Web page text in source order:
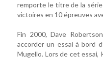
remporte le titre de la
victoires en 10 épreuves
Fin 2000, Dave
accorder un essai à bord
Mugello. Lors de cet essai,